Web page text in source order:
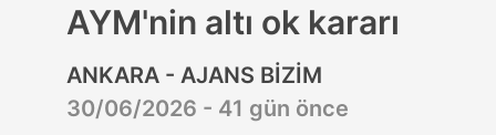
AYM'nin altı ok kararı
ANKARA - AJANS BİZİM
30/06/2026 - 41 gün önce